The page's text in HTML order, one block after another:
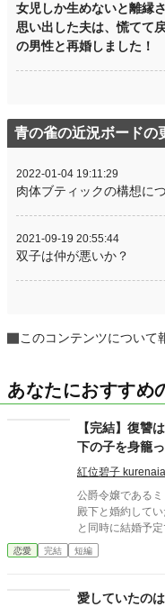
女児しか生めないと離縁
思い出した夫は、慌てて
の男性と再婚しました！
青の雀の近況ボードの
2022-01-04 19:11:29
肉体ブティックの構想に
2021-09-19 20:55:44
双子は仲が悪いか？
このコンテンツについて
あなたにおすすめ
【完結】復讐
下の子を身籠
紅位碧子
公爵令嬢である
殿下と婚約していた。 10年に及ぶ王太子妃教育も終
と同時に結婚予
渡されてしまう。 婚約者の彼の隣にいたのは、同じ公爵令嬢であ
るマーガレット様。 その場で、マーガレット様との婚約と
アだったが、追
恋愛 完結 短編
愛していたの